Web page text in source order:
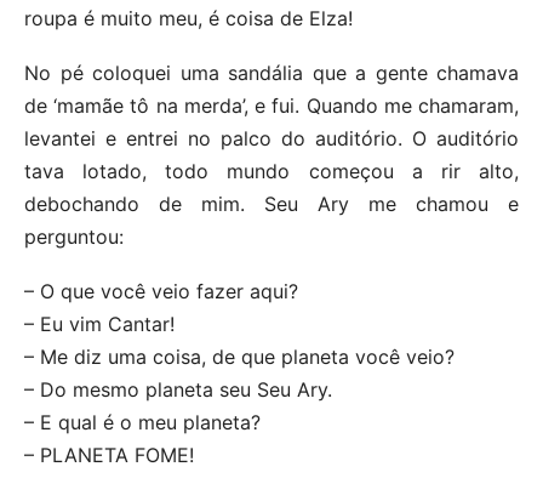
roupa é muito meu, é coisa de Elza!
No pé coloquei uma sandália que a gente chamava
de ‘mamãe tô na merda’, e fui. Quando me chamaram,
levantei e entrei no palco do auditório. O auditório
tava lotado, todo mundo começou a rir alto,
debochando de mim. Seu Ary me chamou e
perguntou:
– O que você veio fazer aqui?
– Eu vim Cantar!
– Me diz uma coisa, de que planeta você veio?
– Do mesmo planeta seu Seu Ary.
– E qual é o meu planeta?
– PLANETA FOME!